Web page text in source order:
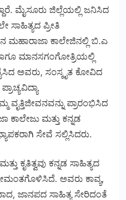
ಮೈಸೂರು ಜಿಲ್ಲೆಯಲ್ಲಿ ಜನಿಸಿದ
ಸಾಹಿತ್ಯದ ಪ್ರೀತಿ
ಮಹಾರಾಜಾ ಕಾಲೇಜಿನಲ್ಲಿ ಬಿ.ಎ
ಮಾನಸಗಂಗೋತ್ರಿಯಲ್ಲಿ
ಅವರು, ಸಂಸ್ಕೃತ ಕೋವಿದ
ಪ್ರಾರಂಭಿಸಿದ
ಮತ್ತು ಕನ್ನಡ
ಸೇವೆ ಸಲ್ಲಿಸಿದರು.
ಕೃತಿತ್ವವು ಕನ್ನಡ ಸಾಹಿತ್ಯದ
ಅವರು ಕಾವ್ಯ,
ಜಾನಪದ ಸಾಹಿತ್ಯ ಸೇರಿದಂತೆ